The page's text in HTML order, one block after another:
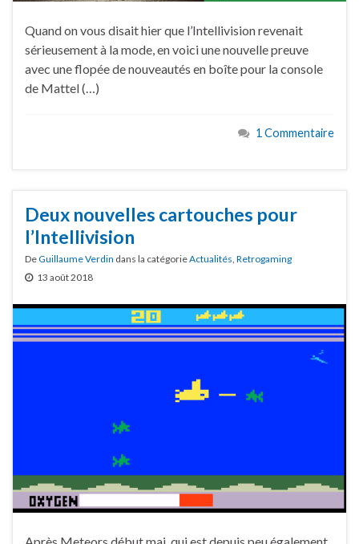
Quand on vous disait hier que l’Intellivision revenait
sérieusement à la mode, en voici une nouvelle preuve
avec une flopée de nouveautés en boîte pour la console
de Mattel (…)
1 Commentaire
Deux nouvelles cartouches pour
l’Intellivision
DeGuillaume Verdin dans la catégorieActualités Retrogaming
13 août 2018
Après Meteors début mai, qui est depuis peu également